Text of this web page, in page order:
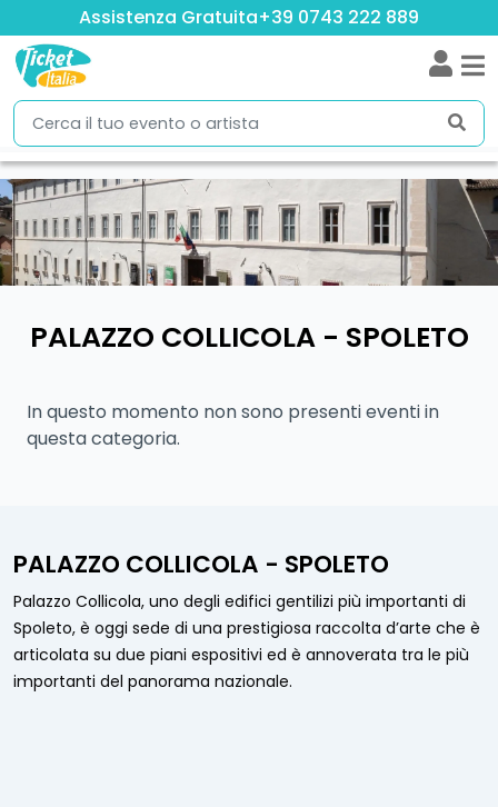
Assistenza Gratuita+39 0743 222 889
PALAZZO COLLICOLA - SPOLETO
In questo momento non sono presenti eventi in
questa categoria.
PALAZZO COLLICOLA - SPOLETO
Palazzo Collicola, uno degli edifici gentilizi più importanti di
Spoleto, è oggi sede di una prestigiosa raccolta d’arte che è
articolata su due piani espositivi ed è annoverata tra le più
importanti del panorama nazionale.